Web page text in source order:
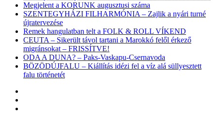
Megjelent a KORUNK augusztusi száma
SZENTEGYHÁZI FILHARMÓNIA – Zajlik a nyári turné
újratervezése
Remek hangulatban telt a FOLK & ROLL VÍKEND
CEUTA – Sikerült távol tartani a Marokkó felől érkező
migránsokat – FRISSÍTVE!
ODA A DUNA? – Paks-Vaskapu-Csernavoda
BÖZÖDÚJFALU – Kiállítás idézi fel a víz alá süllyesztett
falu történetét